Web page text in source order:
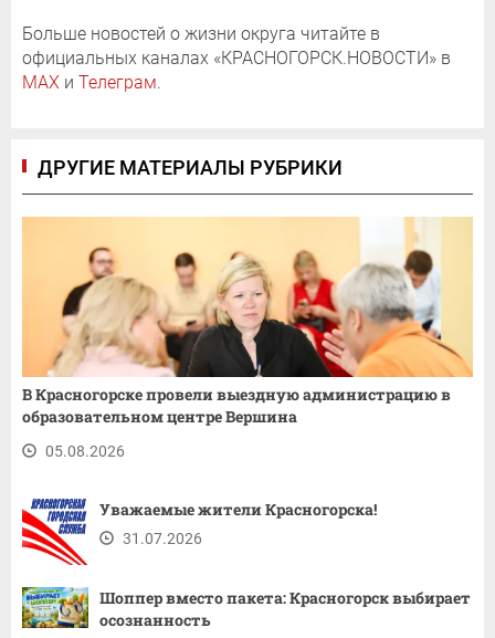
Больше новостей о жизни округа читайте в
официальных каналах «КРАСНОГОРСК.НОВОСТИ» в
MAX и Телеграм.
ДРУГИЕ МАТЕРИАЛЫ РУБРИКИ
В Красногорске провели выездную администрацию в
образовательном центре Вершина
05.08.2026
Уважаемые жители Красногорска!
31.07.2026
Шоппер вместо пакета: Красногорск выбирает
осознанность